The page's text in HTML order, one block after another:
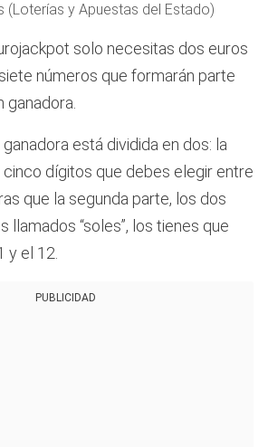
(Loterías y Apuestas del Estado)
solo necesitas dos euros
números que formarán parte
ganadora.
está dividida en dos: la
dígitos que debes elegir entre
que la segunda parte, los dos
llamados “soles”, los tienes que
y el 12.
PUBLICIDAD